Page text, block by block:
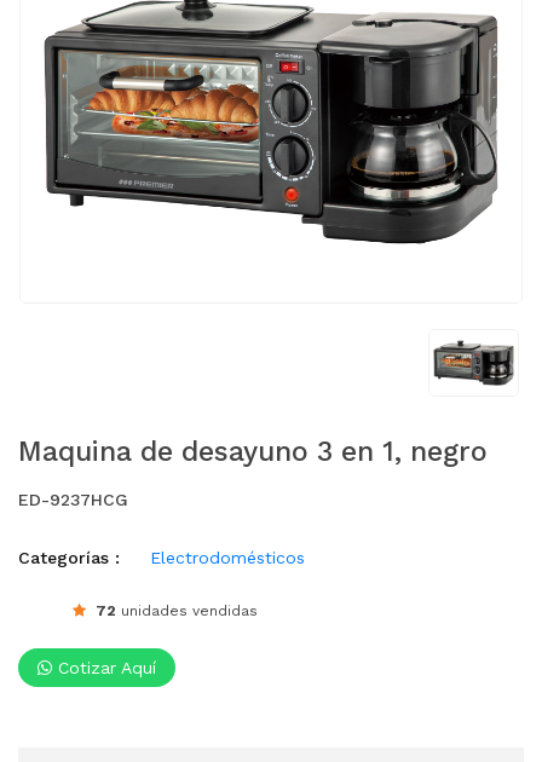
Maquina de desayuno 3 en 1, negro
ED-9237HCG
Categorías : Electrodomésticos
72 unidades vendidas
Cotizar Aquí